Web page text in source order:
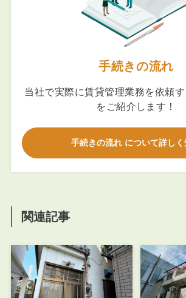
手続きの流れ
当社で実際に賃貸管理業務を依頼
をご紹介します！
手続きの流れ について詳しく
関連記事